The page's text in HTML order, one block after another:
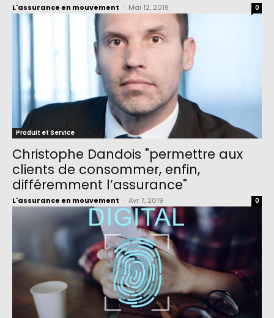
L'assurance en mouvement Mai 12, 2019 0
Produit et Service
Christophe Dandois "permettre aux
clients de consommer, enfin,
différemment l’assurance"
L'assurance en mouvement Avr 7, 2019 0